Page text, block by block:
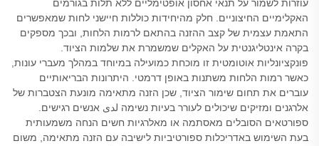
עוזרות לשמור על תנאי אחסון אופטימליים ללא תלות בגורמים
האקלימיים החיצוניים. חלק מהיחידות כוללות חיישני לחות שמאפשרים
התאמת עצמית של קצב ההזנה בהתאם לרמות הלחות, ובכך מספקים
בקרה אינטליגנטית על האקלים שמשמרת את שלמות הציוד.
פונקציונליות אוטומטית זו מוכחת כמועילה במיוחד במהלך מעברי עונות,
כאשר רמות הלחות משתנות באופן דרמטי. היתרונות הבריאותיים
עוברים את תחום שימור הציוד, שכן הזנה מתאימה מונעת הצטברות של
אלרגנים ומזיקים שיכולים לעורר בעיות נשימה لدى אנשים רגישים.
ספורטאים הסובלים מאסתמה או מאלרגיות חשים הנחה משמעותית
בעת השימוש באדריכלות ספורטיביות לישיבה עם הזנה מתאימה, משום